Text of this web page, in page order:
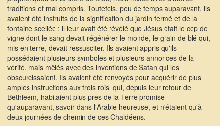
traditions et mal compris. Toutefois, peu de temps auparavant, ils
avaient été instruits de la signification du jardin fermé et de la
fontaine scellée : il leur avait été révélé que Jésus était le cep de
vigne dont le sang devait régénérer le monde, le grain de blé qui,
mis en terre, devait ressusciter. Ils avaient appris qu'ils
possédaient plusieurs symboles et plusieurs annonces de la
vérité, mais mêlés avec des inventions de Satan qui les
obscurcissaient. Ils avaient été renvoyés pour acquérir de plus
amples instructions aux trois rois, qui, depuis leur retour de
Bethléem, habitaient plus près de la Terre promise
qu'auparavant, savoir dans l'Arabie heureuse, et n'étaient qu'à
deux journées de chemin de ces Chaldéens.